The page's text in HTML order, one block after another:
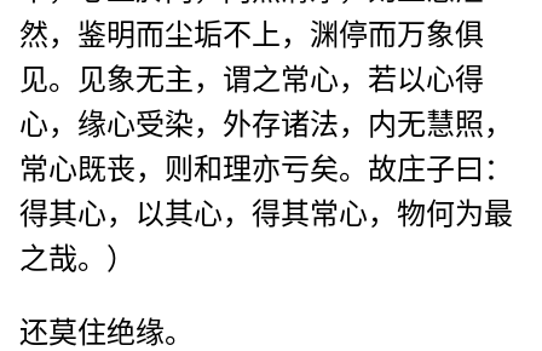
然，鉴明而尘垢不上，渊停而万象俱
见。见象无主，谓之常心，若以心得
心，缘心受染，外存诸法，内无慧照，
常心既丧，则和理亦亏矣。故庄子曰：
得其心，以其心，得其常心，物何为最
之哉。）
还莫住绝缘。